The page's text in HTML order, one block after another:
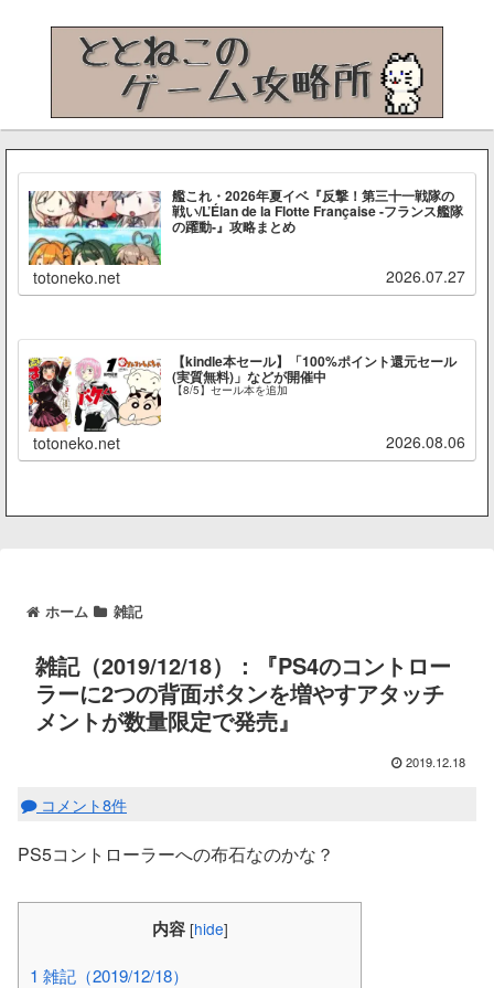
艦これ・2026年夏イベ『反撃！第三十一戦隊の
戦い/L’Élan de la Flotte Française -フランス艦隊
の躍動-』攻略まとめ
totoneko.net 2026.07.27
【kindle本セール】「100%ポイント還元セール
(実質無料)」などが開催中
【8/5】セール本を追加
totoneko.net 2026.08.06
ホーム 雑記
雑記（2019/12/18）：『PS4のコントロー
ラーに2つの背面ボタンを増やすアタッチ
メントが数量限定で発売』
2019.12.18
コメント8件
PS5コントローラーへの布石なのかな？
内容 [hide]
1 雑記（2019/12/18）